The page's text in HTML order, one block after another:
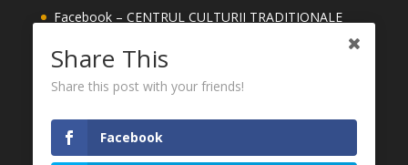
Facebook – CENTRUL CULTURII TRADITIONALE
SUCEAVA
Facebook – MEȘTERI DIN JUDETUL SUCEAVA
YouTube – CENTRUL CULTURAL BUCOVINA
CONSILIUL JUDEȚEAN SUCEAVA
Share This
Share this post with your friends!
Facebook